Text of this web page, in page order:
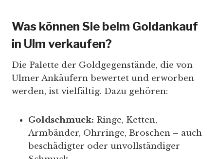
Was können Sie beim Goldankauf
in Ulm verkaufen?
Die Palette der Goldgegenstände, die von
Ulmer Ankäufern bewertet und erworben
werden, ist vielfältig. Dazu gehören:
Goldschmuck: Ringe, Ketten,
Armbänder, Ohrringe, Broschen – auch
beschädigter oder unvollständiger